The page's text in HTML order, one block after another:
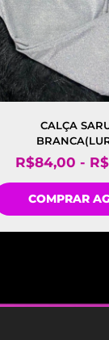
CALÇA
R$84,00 - R$
COMPRAR